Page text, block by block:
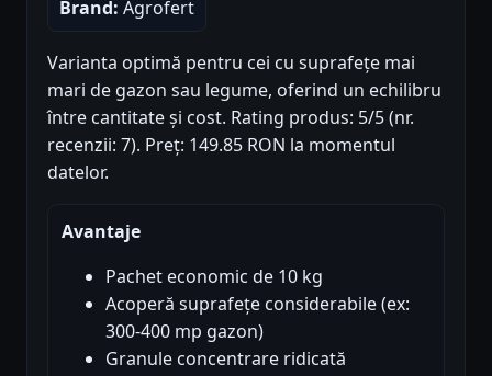
Brand: Agrofert
Varianta optimă pentru cei cu suprafețe mai
mari de gazon sau legume, oferind un echilibru
între cantitate și cost. Rating produs: 5/5 (nr.
recenzii: 7). Preț: 149.85 RON la momentul
datelor.
Avantaje
Pachet economic de 10 kg
Acoperă suprafețe considerabile (ex:
300-400 mp gazon)
Granule concentrare ridicată